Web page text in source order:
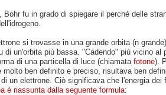
fu in grado di spiegare il perché delle
si trovasse in una grande orbita (n
di un'orbita più bassa. "Cadendo" più vicino al
di una particella di luce (chiamata fotone).
ben definito e preciso, risultava ben
un elettrone. Ciò significava che l'energia dei
è riassunta dalla seguente formula: